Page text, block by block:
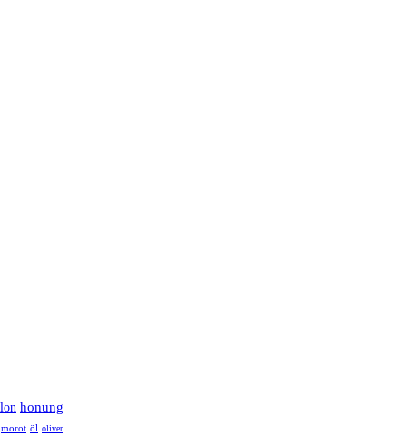
honung
morot öl oliver